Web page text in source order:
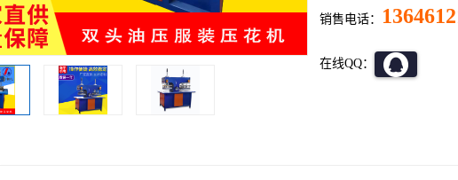
销售电话：
在线QQ：